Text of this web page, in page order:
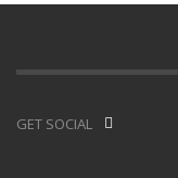
GET SOCIAL